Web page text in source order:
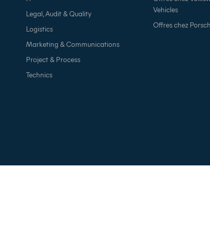
Legal, Audit & Quality
Logistics
Marketing & Communications
Project & Process
Technics
Vehicles
Offres chez